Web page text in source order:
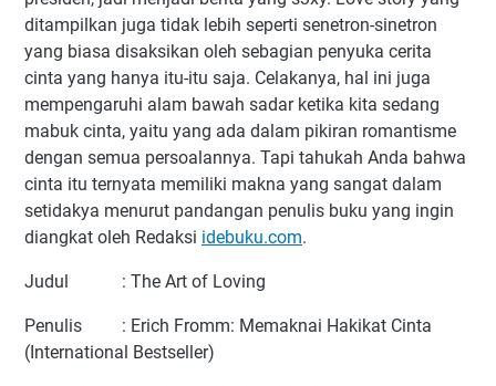
ditampilkan juga tidak lebih seperti senetron-sinetron
yang biasa disaksikan oleh sebagian penyuka cerita
cinta yang hanya itu-itu saja. Celakanya, hal ini juga
mempengaruhi alam bawah sadar ketika kita sedang
mabuk cinta, yaitu yang ada dalam pikiran romantisme
dengan semua persoalannya. Tapi tahukah Anda bahwa
cinta itu ternyata memiliki makna yang sangat dalam
setidakya menurut pandangan penulis buku yang ingin
diangkat oleh Redaksi idebuku.com.
Judul : The Art of Loving
Penulis : Erich Fromm: Memaknai Hakikat Cinta
(International Bestseller)